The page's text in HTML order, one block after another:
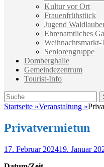
Kultur vor Ort
Frauenfrühstück
Jugend
Ehrenamtliches
Weihnachtsmarkt-
Seniorengruppe
Domberghalle
Gemeindezentrum
Tourist-Info
Suche
Suche
nach:
Startseite »Veranstaltung »
Privatvermietun
Veröffentlicht
17. Februar 202419. Januar